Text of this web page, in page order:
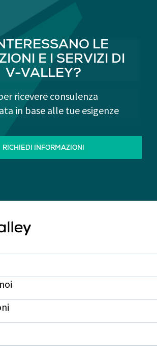
LE
E I SERVIZI DI
V-VALLEY?
ricevere consulenza
in base alle tue esigenze
RICHIEDI INFORMAZIONI